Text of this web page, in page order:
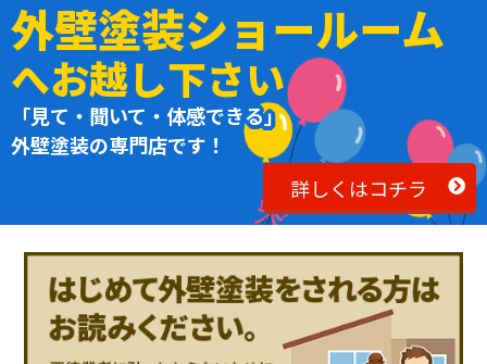
外壁塗装ショールーム
へお越し下さい
「見て・聞いて・体感できる」
外壁塗装の専門店です！
詳しくはコチラ